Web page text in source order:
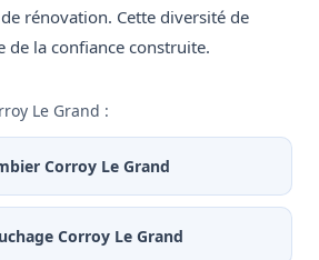
rénovation. Cette diversité de
de la confiance construite.
Le Grand :
Corroy Le Grand
Corroy Le Grand